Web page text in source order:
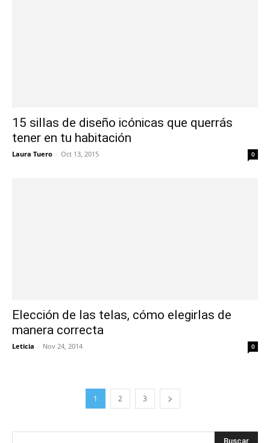
15 sillas de diseño icónicas que querrás
tener en tu habitación
Laura Tuero - Oct 13, 2015 0
Elección de las telas, cómo elegirlas de
manera correcta
Leticia - Nov 24, 2014 0
1 2 3